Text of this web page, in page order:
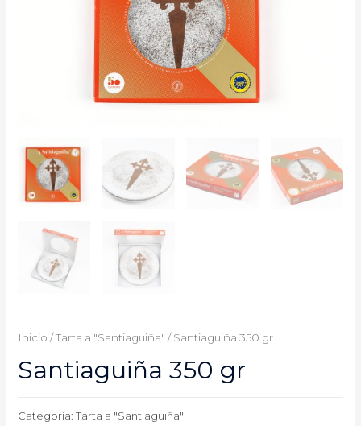
Inicio /Tarta a "Santiaguiña" / Santiaguiña 350 gr
Santiaguiña 350 gr
Categoría:Tarta a "Santiaguiña"